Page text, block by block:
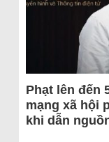
Phạt lên đến
mạng xã hội
khi dẫn